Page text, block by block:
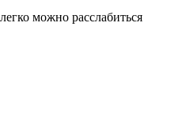
можно расслабиться